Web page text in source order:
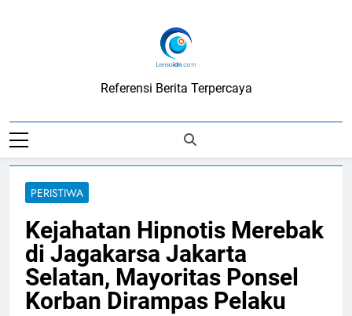
LensaIDN
Referensi Berita Terpercaya
PERISTIWA
Kejahatan Hipnotis Merebak
di Jagakarsa Jakarta
Selatan, Mayoritas Ponsel
Korban Dirampas Pelaku